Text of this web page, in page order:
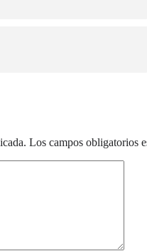
Los campos obligatorios